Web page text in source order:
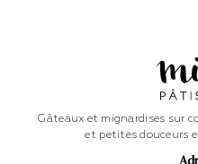
Gâteaux et mignardises sur
et petites douceurs